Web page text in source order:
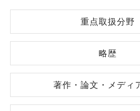
重点取扱分野
略歴
著作・論文・メディ